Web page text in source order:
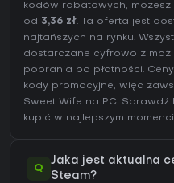
kodów rabatowych, możesz
od 3,36 zł. Ta oferta jest
najtańszych na rynku.
dostarczane cyfrowo z
pobrania po płatności.
kody promocyjne, więc
Sweet Wife na PC. Sprawdź
kupić w najlepszym
Q
Jaka jest aktualna
Steam?